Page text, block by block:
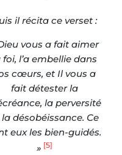
il récita ce verset :
vous a fait aimer
foi, l’a embellie dans
cœurs, et Il vous a
fait détester la
la perversité
désobéissance. Ce
eux les bien-guidés.
» [5]